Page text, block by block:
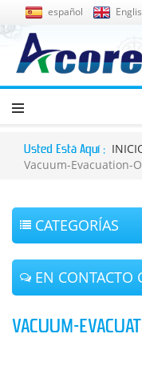
español
Usted Está Aquí :
Vacuum-Evacuation-
CATEGORÍAS
EN CONTACTO
VACUUM-